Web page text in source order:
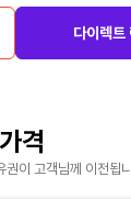
다이렉트
격
권이 고객님께 이전됩